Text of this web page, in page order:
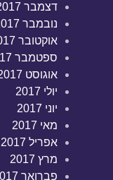
דצמבר 2017
נובמבר 2017
אוקטובר 2017
ספטמבר 2017
אוגוסט 2017
יולי 2017
יוני 2017
מאי 2017
אפריל 2017
מרץ 2017
פברואר 2017